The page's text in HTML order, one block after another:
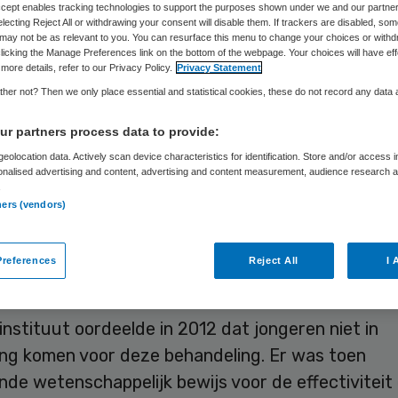
Wouter van den Elsen 4 juni 2026,11:51
groep van enkele tientallen jongeren per jaar
mei 2026 in aanmerking voor een
uit het basispakket. Dat concludeert het
om tieners met ernstig of zeer ernstig
van hun leefstijl en eetpatroon met
genoeg helpt.
oordeelde in 2012 dat jongeren niet in
komen voor deze behandeling. Er was toen
wetenschappelijk bewijs voor de effectiviteit
enables tracking technologies to support the purposes shown under we and our
Reject All or withdrawing your consent will disable them. If trackers are disabled,
not be as relevant to you. You can resurface this menu to change your choices or
the Manage Preferences link on the bottom of the webpage. Your choices will have
details, refer to our Privacy Policy.
Privacy Statement
not? Then we only place essential and statistical cookies, these do not record any data
partners process data to provide:
data. Actively scan device characteristics for identification. Store and/or access
advertising and content, advertising and content measurement, audience research
(vendors)
Reject All I